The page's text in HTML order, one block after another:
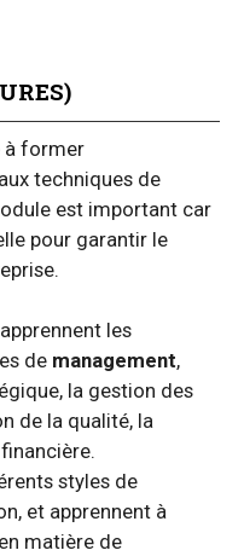
à former
techniques de
est important car
pour garantir le
les
de management,
la gestion des
de la qualité, la
styles de
et apprennent à
matière de